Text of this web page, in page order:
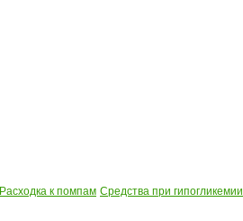
Расходка к помпам Средства при гипогликемии